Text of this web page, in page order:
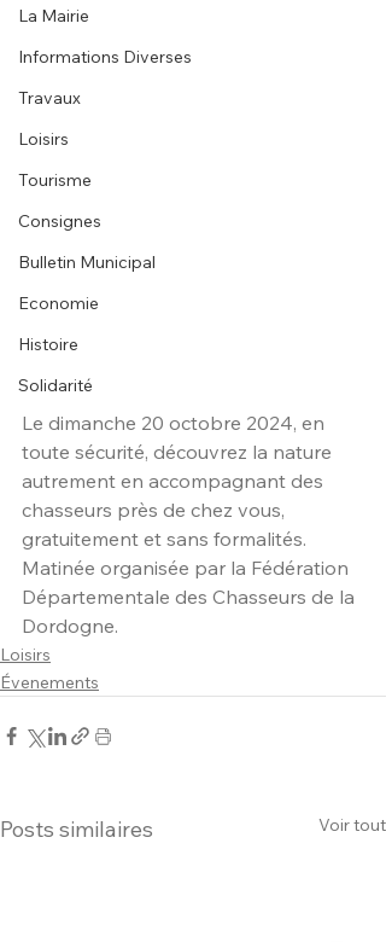
La Mairie
Informations Diverses
Travaux
Loisirs
Tourisme
Consignes
Bulletin Municipal
Economie
Histoire
Solidarité
Le dimanche 20 octobre 2024, en
toute sécurité, découvrez la nature
autrement en accompagnant des
chasseurs près de chez vous,
gratuitement et sans formalités.
Matinée organisée par la Fédération
Départementale des Chasseurs de la
Dordogne.
Loisirs
Évenements
Posts similaires Voir tout